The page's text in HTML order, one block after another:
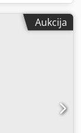
Aukcija